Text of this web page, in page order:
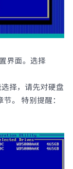
界面。选择
择，请先对硬盘
。 特别提醒：